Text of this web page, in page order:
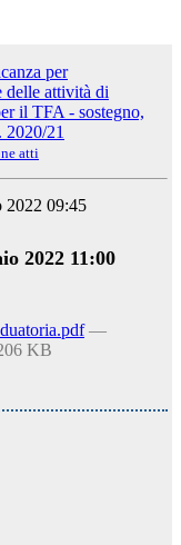
per
delle attività di
il TFA - sostegno,
21
atti
2022 09:45
2022 11:00
—
KB